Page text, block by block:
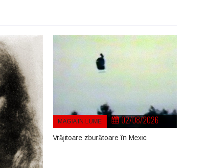
MAGIA IN LUME 02/08/2026
Vrăjitoare zburătoare în Mexic